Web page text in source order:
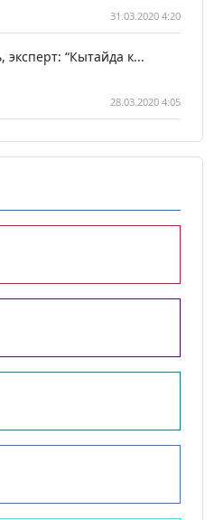
31.03.2020 4:20
“Кытайда к...
28.03.2020 4:05